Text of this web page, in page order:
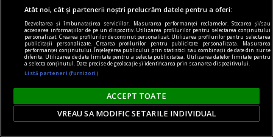
axa dus-întors
Avram Iancu – 200
Și totuși, posteritatea lui este impresionantă și
oricine mai simte românește nu poate să nu
Atât noi, cât și partenerii noștri prelucrăm datele pentru a oferi:
Dezvoltarea și îmbunătățirea serviciilor. Măsurarea performanței reclamelor. Stocarea și/sau
accesarea informațiilor de pe un dispozitiv. Utilizarea profilurilor pentru selectarea conținutului
personalizat. Crearea profilurilor de conținut personalizat. Utilizarea profilurilor pentru selectarea
publicității personalizate. Crearea profilurilor pentru publicitate personalizată. Măsurarea
performanței conținutului. Înțelegerea publicului prin statistici sau combinații de date din surse
diferite. Utilizarea de date limitate pentru a selecta publicitatea. Utilizarea datelor limitate pentru
a selecta conținutul. Date precise de geolocație și identificarea prin scanarea dispozitivului.
Listă parteneri (furnizori)
ACCEPT TOATE
VREAU SA MODIFIC SETARILE INDIVIDUAL